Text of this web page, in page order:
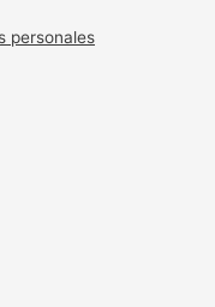
personales